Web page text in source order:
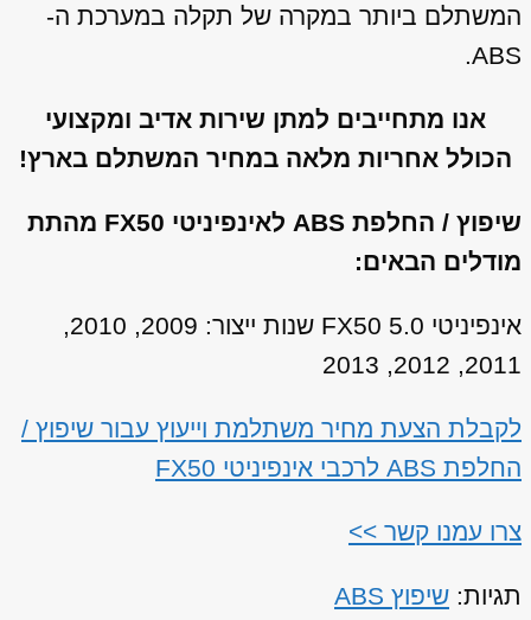
המשתלם ביותר במקרה של תקלה במערכת ה-
ABS.
אנו מתחייבים למתן שירות אדיב ומקצועי
הכולל אחריות מלאה במחיר המשתלם בארץ!
שיפוץ / החלפת ABS לאינפיניטי FX50 מהתת
מודלים הבאים:
אינפיניטי FX50 5.0 שנות ייצור: 2009, 2010,
2011, 2012, 2013
לקבלת הצעת מחיר משתלמת וייעוץ עבור שיפוץ /
החלפת ABS לרכבי אינפיניטי FX50
צרו עמנו קשר >>
תגיות: שיפוץ ABS